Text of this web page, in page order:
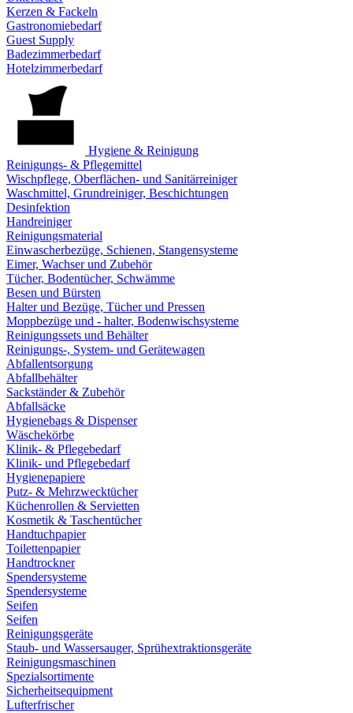
Kerzen & Fackeln
Gastronomiebedarf
Guest Supply
Badezimmerbedarf
Hotelzimmerbedarf
Hygiene & Reinigung
Reinigungs- & Pflegemittel
Wischpflege, Oberflächen- und Sanitärreiniger
Waschmittel, Grundreiniger, Beschichtungen
Desinfektion
Handreiniger
Reinigungsmaterial
Einwascherbezüge, Schienen, Stangensysteme
Eimer, Wachser und Zubehör
Tücher, Bodentücher, Schwämme
Besen und Bürsten
Halter und Bezüge, Tücher und Pressen
Moppbezüge und - halter, Bodenwischsysteme
Reinigungssets und Behälter
Reinigungs-, System- und Gerätewagen
Abfallentsorgung
Abfallbehälter
Sackständer & Zubehör
Abfallsäcke
Hygienebags & Dispenser
Wäschekörbe
Klinik- & Pflegebedarf
Klinik- und Pflegebedarf
Hygienepapiere
Putz- & Mehrzwecktücher
Küchenrollen & Servietten
Kosmetik & Taschentücher
Handtuchpapier
Toilettenpapier
Handtrockner
Spendersysteme
Spendersysteme
Seifen
Seifen
Reinigungsgeräte
Staub- und Wassersauger, Sprühextraktionsgeräte
Reinigungsmaschinen
Spezialsortimente
Sicherheitsequipment
Lufterfrischer